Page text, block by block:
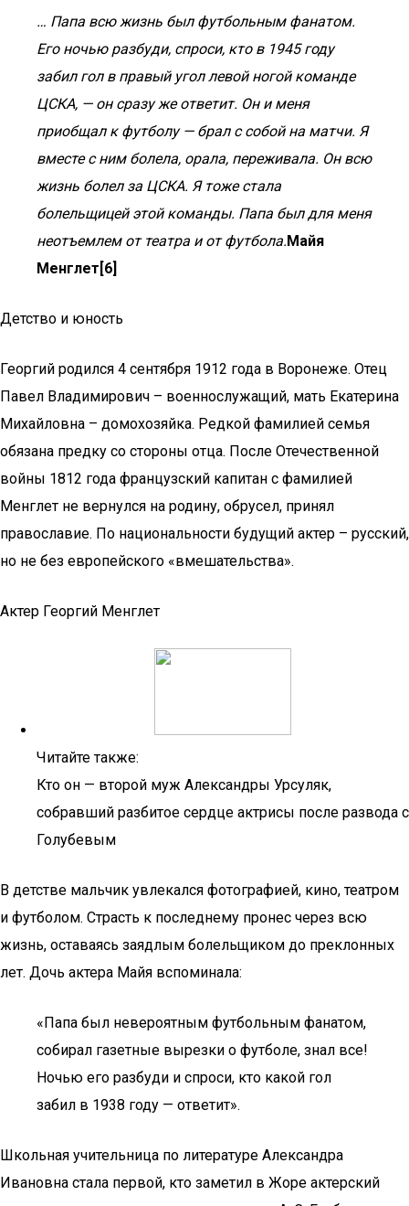
… Папа всю жизнь был футбольным фанатом.
Его ночью разбуди, спроси, кто в 1945 году
забил гол в правый угол левой ногой команде
ЦСКА, — он сразу же ответит. Он и меня
приобщал к футболу — брал с собой на матчи. Я
вместе с ним болела, орала, переживала. Он всю
жизнь болел за ЦСКА. Я тоже стала
болельщицей этой команды. Папа был для меня
неотъемлем от театра и от футбола.Майя
Менглет[6]
Детство и юность
Георгий родился 4 сентября 1912 года в Воронеже. Отец
Павел Владимирович – военнослужащий, мать Екатерина
Михайловна – домохозяйка. Редкой фамилией семья
обязана предку со стороны отца. После Отечественной
войны 1812 года французский капитан с фамилией
Менглет не вернулся на родину, обрусел, принял
православие. По национальности будущий актер – русский,
но не без европейского «вмешательства».
Актер Георгий Менглет
Читайте также:
Кто он — второй муж Александры Урсуляк,
собравший разбитое сердце актрисы после развода с
Голубевым
В детстве мальчик увлекался фотографией, кино, театром
и футболом. Страсть к последнему пронес через всю
жизнь, оставаясь заядлым болельщиком до преклонных
лет. Дочь актера Майя вспоминала:
«Папа был невероятным футбольным фанатом,
собирал газетные вырезки о футболе, знал все!
Ночью его разбуди и спроси, кто какой гол
забил в 1938 году — ответит».
Школьная учительница по литературе Александра
Ивановна стала первой, кто заметил в Жоре актерский